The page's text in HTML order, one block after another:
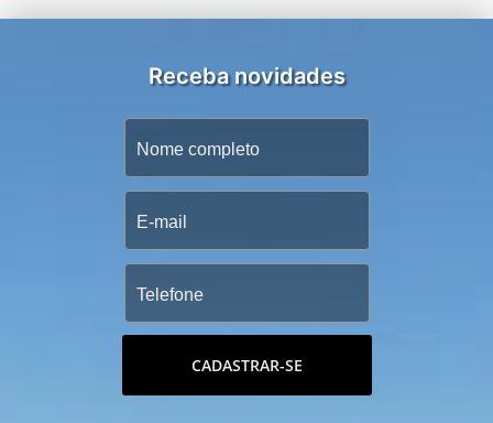
Receba novidades
CADASTRAR-SE